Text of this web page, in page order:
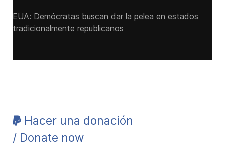
EUA: Demócratas buscan dar la pelea en estados
tradicionalmente republicanos
Hacer una donación
/ Donate now